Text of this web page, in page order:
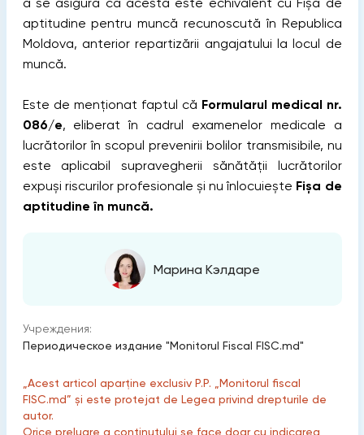
aptitudine pentru muncă recunoscută în Republica
Moldova, anterior repartizării angajatului la locul de
muncă.
Este de menționat faptul că Formularul medical nr.
086/e, eliberat în cadrul examenelor medicale a
lucrătorilor în scopul prevenirii bolilor transmisibile, nu
este aplicabil supravegherii sănătății lucrătorilor
expuși riscurilor profesionale și nu înlocuiește Fișa de
aptitudine în muncă.
Марина Кэлдаре
Учреждения:
Периодическое издание "Monitorul Fiscal FISC.md"
„Acest articol aparține exclusiv P.P. „Monitorul fiscal
FISC.md” și este protejat de Legea privind drepturile de
autor.
Orice preluare a conținutului se face doar cu indicarea